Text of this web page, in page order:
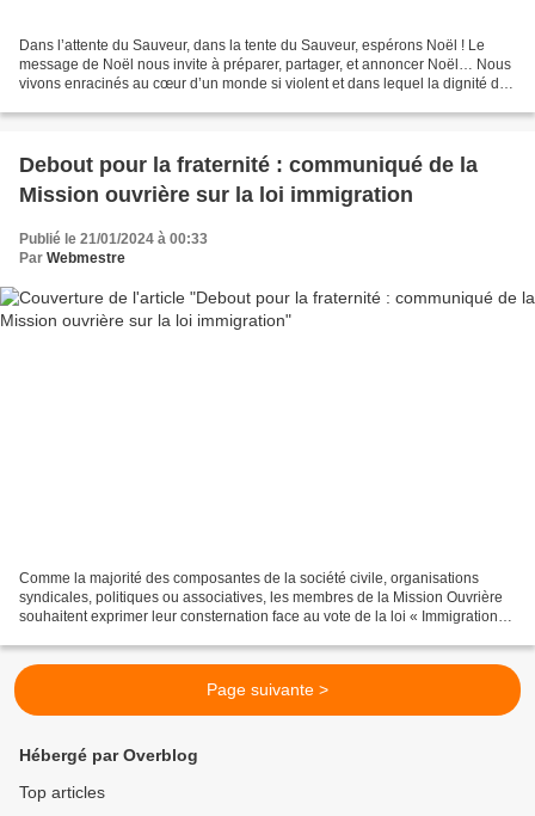
Dans l’attente du Sauveur, dans la tente du Sauveur, espérons Noël ! Le
message de Noël nous invite à préparer, partager, et annoncer Noël… Nous
vivons enracinés au cœur d’un monde si violent et dans lequel la dignité de
Debout pour la fraternité : communiqué de la
Mission ouvrière sur la loi immigration
Publié le 21/01/2024 à 00:33
Par Webmestre
Comme la majorité des composantes de la société civile, organisations
syndicales, politiques ou associatives, les membres de la Mission Ouvrière
souhaitent exprimer leur consternation face au vote de la loi « Immigration
Page suivante >
Hébergé par Overblog
Top articles